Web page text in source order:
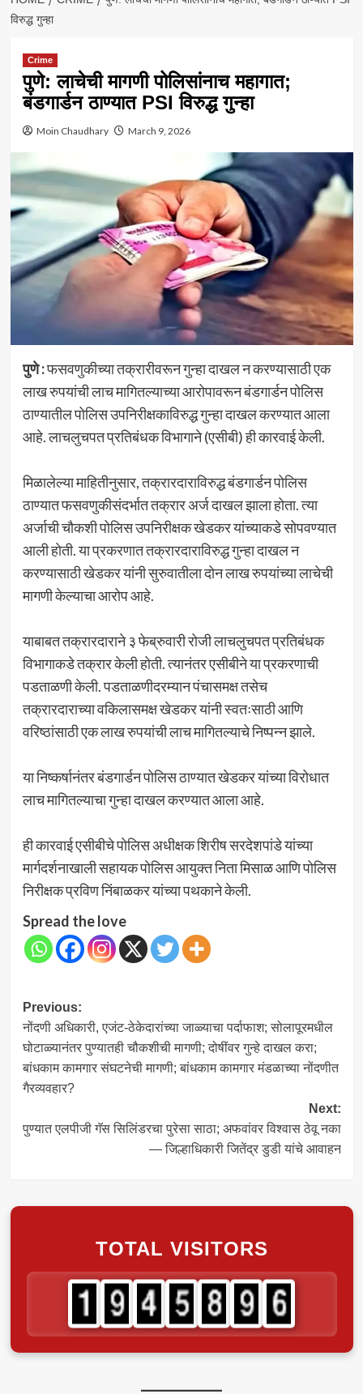
विरुद्ध गुन्हा
Crime
पुणे: लाचेची मागणी पोलिसांनाच महागात;
बंडगार्डन ठाण्यात PSI विरुद्ध गुन्हा
Moin Chaudhary March 9, 2026
पुणे :फसवणुकीच्या तक्रारीवरून गुन्हा दाखल न करण्यासाठी एक
लाख रुपयांची लाच मागितल्याच्या आरोपावरून बंडगार्डन पोलिस
ठाण्यातील पोलिस उपनिरीक्षकाविरुद्ध गुन्हा दाखल करण्यात आला
आहे. लाचलुचपत प्रतिबंधक विभागाने (एसीबी) ही कारवाई केली.
मिळालेल्या माहितीनुसार, तक्रारदाराविरुद्ध बंडगार्डन पोलिस
ठाण्यात फसवणुकीसंदर्भात तक्रार अर्ज दाखल झाला होता. त्या
अर्जाची चौकशी पोलिस उपनिरीक्षक खेडकर यांच्याकडे सोपवण्यात
आली होती. या प्रकरणात तक्रारदाराविरुद्ध गुन्हा दाखल न
करण्यासाठी खेडकर यांनी सुरुवातीला दोन लाख रुपयांच्या लाचेची
मागणी केल्याचा आरोप आहे.
याबाबत तक्रारदाराने ३ फेब्रुवारी रोजी लाचलुचपत प्रतिबंधक
विभागाकडे तक्रार केली होती. त्यानंतर एसीबीने या प्रकरणाची
पडताळणी केली. पडताळणीदरम्यान पंचासमक्ष तसेच
तक्रारदाराच्या वकिलासमक्ष खेडकर यांनी स्वतःसाठी आणि
वरिष्ठांसाठी एक लाख रुपयांची लाच मागितल्याचे निष्पन्न झाले.
या निष्कर्षानंतर बंडगार्डन पोलिस ठाण्यात खेडकर यांच्या विरोधात
लाच मागितल्याचा गुन्हा दाखल करण्यात आला आहे.
ही कारवाई एसीबीचे पोलिस अधीक्षक शिरीष सरदेशपांडे यांच्या
मार्गदर्शनाखाली सहायक पोलिस आयुक्त निता मिसाळ आणि पोलिस
निरीक्षक प्रविण निंबाळकर यांच्या पथकाने केली.
Spread the love
Post
navigation
Previous:
नोंदणी अधिकारी, एजंट-ठेकेदारांच्या जाळ्याचा पर्दाफाश; सोलापूरमधील
घोटाळ्यानंतर पुण्यातही चौकशीची मागणी; दोषींवर गुन्हे दाखल करा;
बांधकाम कामगार संघटनेची मागणी; बांधकाम कामगार मंडळाच्या नोंदणीत
गैरव्यवहार?
Next:
पुण्यात एलपीजी गॅस सिलिंडरचा पुरेसा साठा; अफवांवर विश्वास ठेवू नका
— जिल्हाधिकारी जितेंद्र डुडी यांचे आवाहन
TOTAL VISITORS